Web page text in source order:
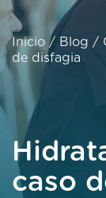
Inicio / Blog /
de disfagia
caso